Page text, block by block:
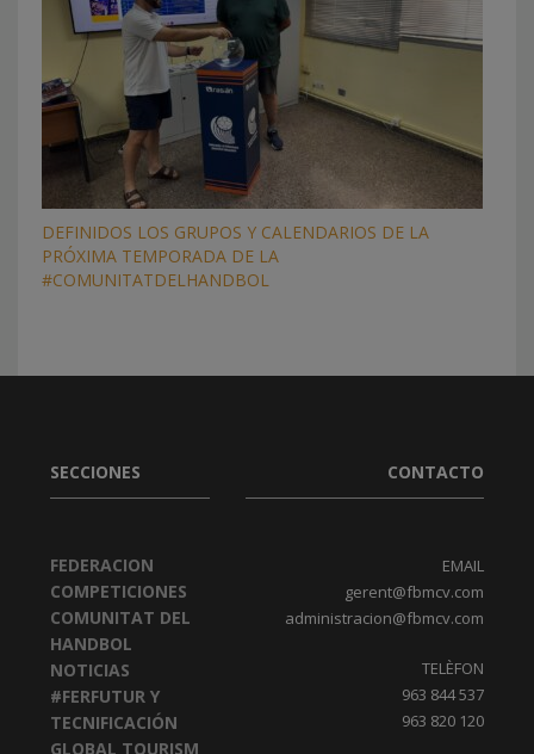
DEFINIDOS LOS GRUPOS Y CALENDARIOS DE LA
PRÓXIMA TEMPORADA DE LA
#COMUNITATDELHANDBOL
SECCIONES
FEDERACION
COMPETICIONES
COMUNITAT DEL
HANDBOL
NOTICIAS
#FERFUTUR Y
TECNIFICACIÓN
GLOBAL TOURISM
CONTACTO
EMAIL
gerent@fbmcv.com
administracion@fbmcv.com
TELÈFON
963 844 537
963 820 120